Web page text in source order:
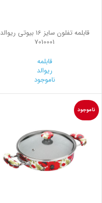
قابلمه تفلون سایز 16 بیوتی ریوالد
7010001
قابلمه
ریوالد
ناموجود
ناموجود